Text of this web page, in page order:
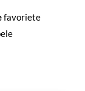
favoriete